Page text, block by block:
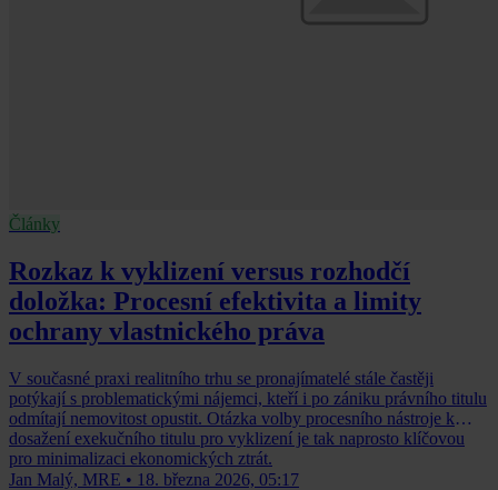
Články
Rozkaz k vyklizení versus rozhodčí
doložka: Procesní efektivita a limity
ochrany vlastnického práva
V současné praxi realitního trhu se pronajímatelé stále častěji
potýkají s problematickými nájemci, kteří i po zániku právního titulu
odmítají nemovitost opustit. Otázka volby procesního nástroje k
dosažení exekučního titulu pro vyklizení je tak naprosto klíčovou
pro minimalizaci ekonomických ztrát.
Jan Malý, MRE • 18. března 2026, 05:17